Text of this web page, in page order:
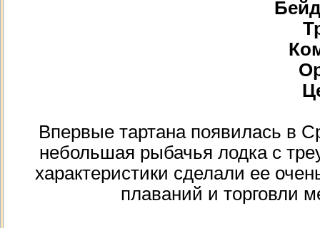
Впервые тартана появилась в
небольшая рыбачья лодка с
характеристики сделали ее
плаваний и торговли